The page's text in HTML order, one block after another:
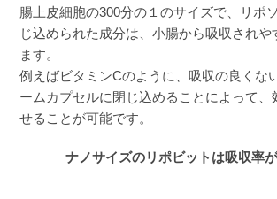
わからないのですが疲れづらくなっ
す！
腸上皮細胞の300分の１のサイズで、リポ
じ込められた成分は、小腸から吸収されや
ます。
例えばビタミンCのように、吸収の良くな
ームカプセルに閉じ込めることによって、
せることが可能です。
ナノサイズのリポビットは吸収率